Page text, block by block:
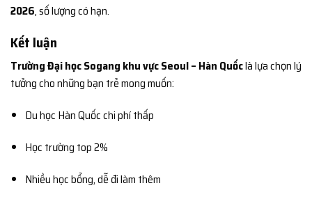
2026, số lượng có hạn.
Kết luận
Trường Đại học Sogang khu vực Seoul – Hàn Quốclà lựa chọn lý
tưởng cho những bạn trẻ mong muốn:
Du học Hàn Quốc chi phí thấp
Học trường top 2%
Nhiều học bổng, dễ đi làm thêm